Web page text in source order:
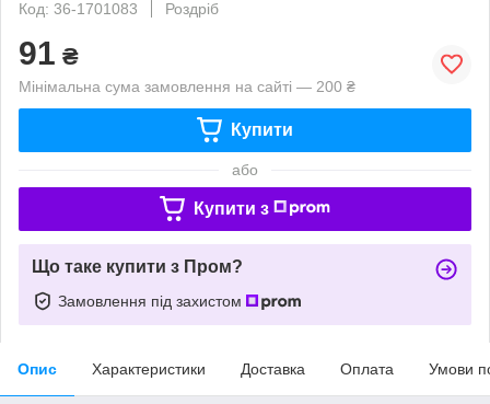
Код: 36-1701083
Роздріб
91 ₴
Мінімальна сума замовлення на сайті — 200 ₴
Купити
або
Купити з
Що таке купити з Пром?
Замовлення під захистом
Опис Характеристики Доставка Оплата Умови